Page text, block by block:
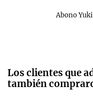
Abono
Los clientes que
también